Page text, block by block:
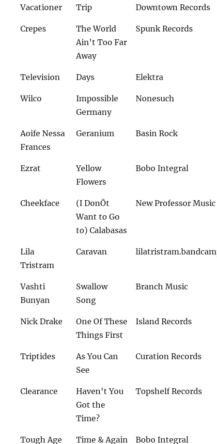
Vacationer Trip Downtown Records
Crepes
The World
Ain't Too Far
Away
Spunk Records
Television Days Elektra
Wilco
Impossible
Germany
Nonesuch
Aoife Nessa
Frances
Geranium Basin Rock
Ezrat
Yellow
Flowers
Bobo Integral
Cheekface
(I DonÕt
Want to Go
to) Calabasas
New Professor Music
Lila
Tristram
Caravan
Vashti
Bunyan
Swallow
Song
Branch Music
Nick Drake
One Of These
Things First
Island Records
Triptides
As You Can
See
Curation Records
Clearance
Haven't You
Got the
Time?
Topshelf Records
Tough Age Time & Again Bobo Integral